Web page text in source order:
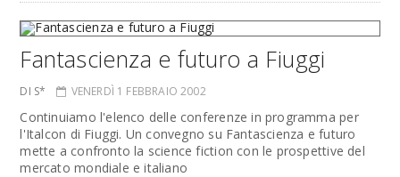
Fantascienza e futuro a Fiuggi
DI S* VENERDÌ 1 FEBBRAIO 2002
Continuiamo l'elenco delle conferenze in programma per
l'Italcon di Fiuggi. Un convegno su Fantascienza e futuro
mette a confronto la science fiction con le prospettive del
mercato mondiale e italiano